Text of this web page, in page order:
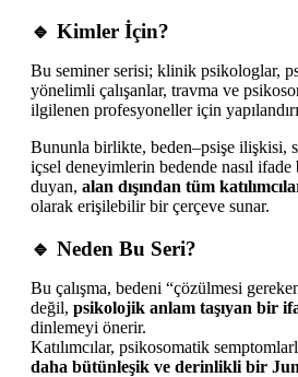
🔹 Kimler İçin?
Bu seminer serisi; klinik psikologlar,
yönelimli çalışanlar, travma ve
ilgilenen profesyoneller için
Bununla birlikte, beden–psişe ilişkisi,
içsel deneyimlerin bedende nasıl
duyan, alan dışından tüm
olarak erişilebilir bir çerçeve sunar.
🔹 Neden Bu Seri?
Bu çalışma, bedeni “çözülmesi
değil, psikolojik anlam taşıyan bir
dinlemeyi önerir.
Katılımcılar, psikosomatik
daha bütünleşik ve derinlikli bir